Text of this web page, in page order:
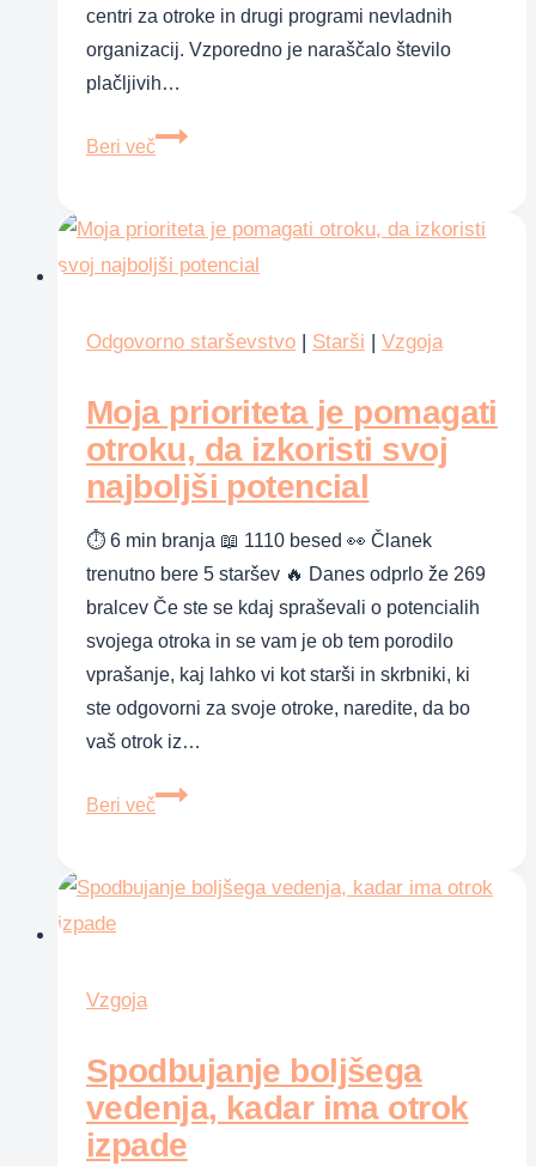
centri za otroke in drugi programi nevladnih
organizacij. Vzporedno je naraščalo število
plačljivih…
Beri več
Ena
otroku
izboljša
starše
razbremeni
Odgovorno starševstvo Starši Vzgoja
Moja prioriteta je pomagati
otroku, da izkoristi svoj
najboljši potencial
⏱ 6 min branja 📖 1110 besed 👀 Članek
trenutno bere 5 staršev 🔥 Danes odprlo že 269
bralcev Če ste se kdaj spraševali o potencialih
svojega otroka in se vam je ob tem porodilo
vprašanje, kaj lahko vi kot starši in skrbniki, ki
ste odgovorni za svoje otroke, naredite, da bo
vaš otrok iz…
Beri več
Moja
pomagati
najboljši
potencial
Vzgoja
Spodbujanje boljšega
vedenja, kadar ima otrok
izpade